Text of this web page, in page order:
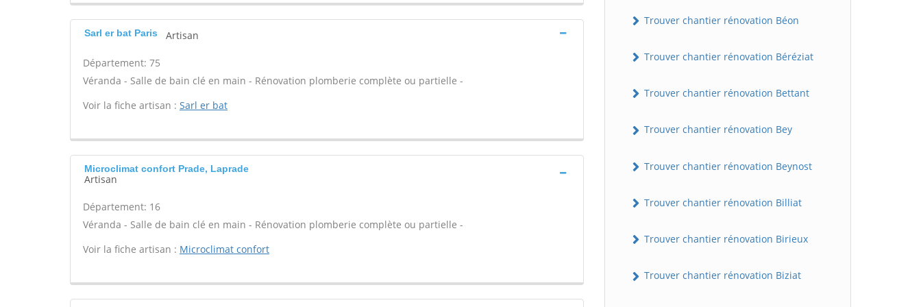
Sarl er bat Paris Artisan
Département: 75
Véranda - Salle de bain clé en main - Rénovation plomberie complète ou partielle -
Voir la fiche artisan : Sarl er bat
Microclimat confort Prade, Laprade
Artisan
Département: 16
Véranda - Salle de bain clé en main - Rénovation plomberie complète ou partielle -
Voir la fiche artisan : Microclimat confort
Trouver chantier rénovation Béon
Trouver chantier rénovation Béréziat
Trouver chantier rénovation Bettant
Trouver chantier rénovation Bey
Trouver chantier rénovation Beynost
Trouver chantier rénovation Billiat
Trouver chantier rénovation Birieux
Trouver chantier rénovation Biziat